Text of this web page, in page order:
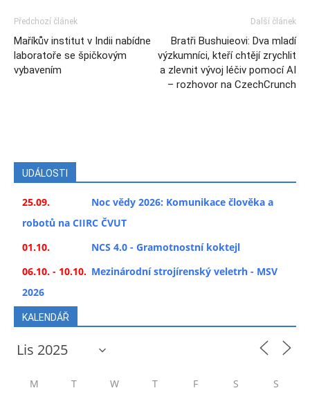
Předchozí článek
Maříkův institut v Indii nabídne
laboratoře se špičkovým
vybavením
Další článek
Bratři Bushuieovi: Dva mladí
výzkumníci, kteří chtějí zrychlit
a zlevnit vývoj léčiv pomocí AI
– rozhovor na CzechCrunch
UDÁLOSTI
25.09.
Noc vědy 2026: Komunikace člověka a
robotů na CIIRC ČVUT
01.10.
NCS 4.0 - Gramotnostní koktejl
06.10. - 10.10. Mezinárodní strojírenský veletrh - MSV
2026
KALENDÁŘ
M T W T F S S